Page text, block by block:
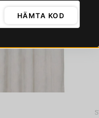
HÄMTA KOD